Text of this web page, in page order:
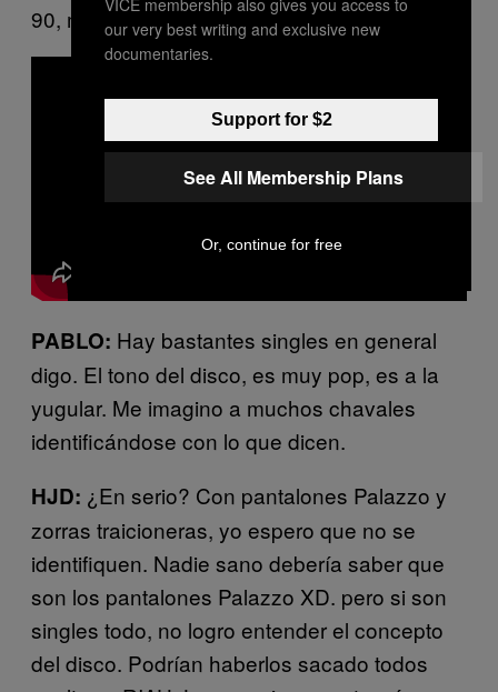
90, me encanta.​
PABLO: Hay bastantes singles en general
digo. El tono del disco, es muy pop, es a la
yugular. Me imagino a muchos chavales
identificándose con lo que dicen.
HJD: ¿En serio? Con pantalones Palazzo y
zorras traicioneras, yo espero que no se
identifiquen. Nadie sano debería saber que
son los pantalones Palazzo XD. pero si son
singles todo, no logro entender el concepto
del disco. Podrían haberlos sacado todos
our very best writing and exclusive new
documentaries.
Support for $2
See All Membership Plans
Or, continue for free